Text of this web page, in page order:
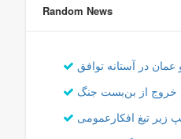
Random News
عمان در آستانه توافق
خروج از بن‌بست جنگ
زیر تیغ افکارعمومی